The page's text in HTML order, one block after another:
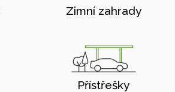
Zimní zahrady
Přístřešky